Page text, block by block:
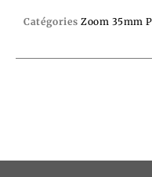
Catégories Zoom 35mm